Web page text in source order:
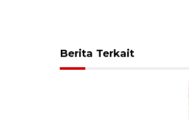
Berita Terkait